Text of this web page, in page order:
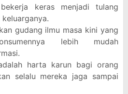
keras menjadi tulang
gudang ilmu masa kini yang
lebih mudah
harta karun bagi orang
selalu mereka jaga sampai